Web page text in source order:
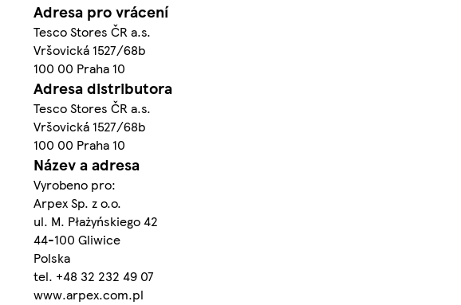
Adresa pro vrácení
Tesco Stores ČR a.s.
Vršovická 1527/68b
100 00 Praha 10
Adresa distributora
Tesco Stores ČR a.s.
Vršovická 1527/68b
100 00 Praha 10
Název a adresa
Vyrobeno pro:
Arpex Sp. z o.o.
ul. M. Płażyńskiego 42
44-100 Gliwice
Polska
tel. +48 32 232 49 07
www.arpex.com.pl